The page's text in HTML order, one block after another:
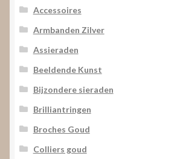
Accessoires
Armbanden Zilver
Assieraden
Beeldende Kunst
Bijzondere sieraden
Brilliantringen
Broches Goud
Colliers goud